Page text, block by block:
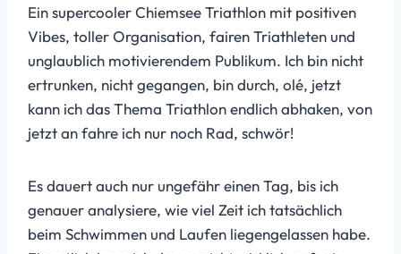
Ein supercooler Chiemsee Triathlon mit positiven
Vibes, toller Organisation, fairen Triathleten und
unglaublich motivierendem Publikum. Ich bin nicht
ertrunken, nicht gegangen, bin durch, olé, jetzt
kann ich das Thema Triathlon endlich abhaken, von
jetzt an fahre ich nur noch Rad, schwör!
Es dauert auch nur ungefähr einen Tag, bis ich
genauer analysiere, wie viel Zeit ich tatsächlich
beim Schwimmen und Laufen liegengelassen habe.